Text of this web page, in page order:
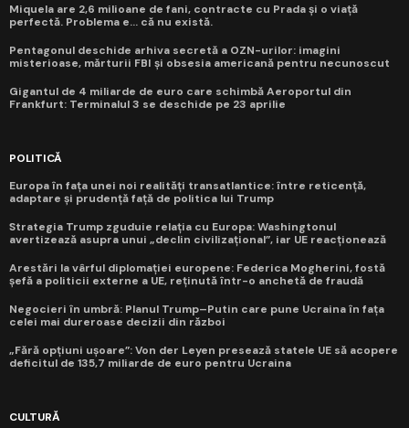
Miquela are 2,6 milioane de fani, contracte cu Prada și o viață
perfectă. Problema e... că nu există.
Pentagonul deschide arhiva secretă a OZN-urilor: imagini
misterioase, mărturii FBI și obsesia americană pentru necunoscut
Gigantul de 4 miliarde de euro care schimbă Aeroportul din
Frankfurt: Terminalul 3 se deschide pe 23 aprilie
POLITICĂ
Europa în fața unei noi realități transatlantice: între reticență,
adaptare și prudență față de politica lui Trump
Strategia Trump zguduie relația cu Europa: Washingtonul
avertizează asupra unui „declin civilizațional”, iar UE reacționează
Arestări la vârful diplomației europene: Federica Mogherini, fostă
șefă a politicii externe a UE, reținută într-o anchetă de fraudă
Negocieri în umbră: Planul Trump–Putin care pune Ucraina în fața
celei mai dureroase decizii din război
„Fără opțiuni ușoare”: Von der Leyen presează statele UE să acopere
deficitul de 135,7 miliarde de euro pentru Ucraina
CULTURĂ